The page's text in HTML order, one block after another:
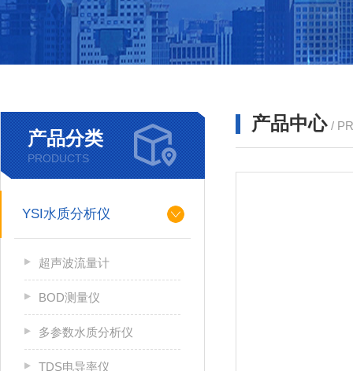
产品分类
PRODUCTS
YSI水质分析仪
超声波流量计
BOD测量仪
多参数水质分析仪
TDS电导率仪
产品中心 /